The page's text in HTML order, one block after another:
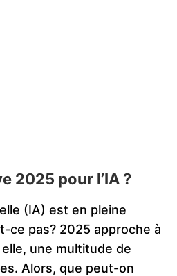
2025 pour l’IA ?
(IA) est en pleine
ce pas? 2025 approche à
une multitude de
Alors, que peut-on